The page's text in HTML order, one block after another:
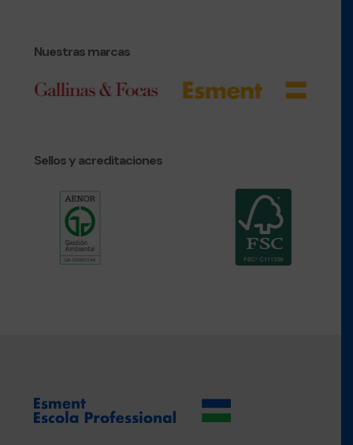
Nuestras marcas
Sellos y acreditaciones